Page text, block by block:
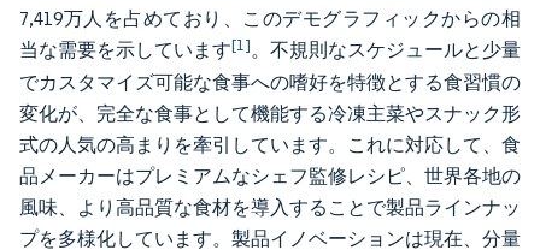
7,419万人を占めており、このデモグラフィックからの相
当な需要を示しています[1]。不規則なスケジュールと少量
でカスタマイズ可能な食事への嗜好を特徴とする食習慣の
変化が、完全な食事として機能する冷凍主菜やスナック形
式の人気の高まりを牽引しています。これに対応して、食
品メーカーはプレミアムなシェフ監修レシピ、世界各地の
風味、より高品質な食材を導入することで製品ラインナッ
プを多様化しています。製品イノベーションは現在、分量